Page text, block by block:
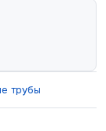
трубы